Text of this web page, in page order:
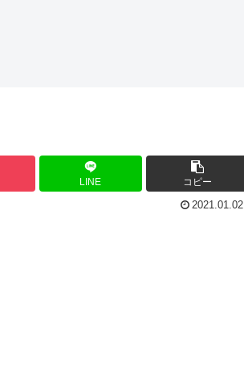
LINE コピー
2021.01.02